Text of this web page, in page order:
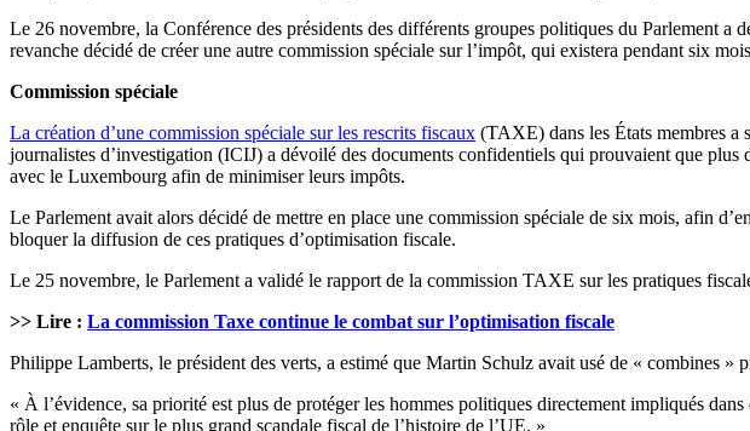
Le 26 novembre, la Conférence des présidents des différents groupes politiques du Parlement a
revanche décidé de créer une autre commission spéciale sur l’impôt, qui existera pendant six
Commission spéciale
La création d’une commission spéciale sur les rescrits fiscaux (TAXE) dans les États membres a
journalistes d’investigation (ICIJ) a dévoilé des documents confidentiels qui prouvaient que
avec le Luxembourg afin de minimiser leurs impôts.
Le Parlement avait alors décidé de mettre en place une commission spéciale de six mois, afin
bloquer la diffusion de ces pratiques d’optimisation fiscale.
Le 25 novembre, le Parlement a validé le rapport de la commission TAXE sur les pratiques
>> Lire : La commission Taxe continue le combat sur l’optimisation fiscale
Philippe Lamberts, le président des verts, a estimé que Martin Schulz avait usé de « combines
« À l’évidence, sa priorité est plus de protéger les hommes politiques directement impliqués
rôle et enquête sur le plus grand scandale fiscal de l’histoire de l’UE. »